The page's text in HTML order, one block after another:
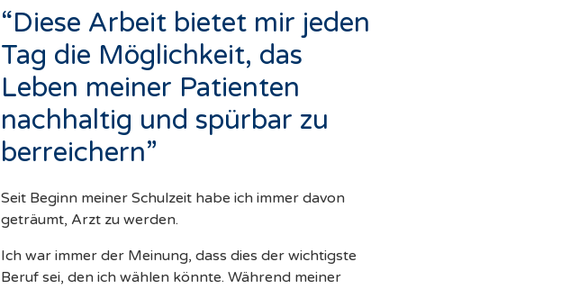
“Diese Arbeit bietet mir jeden
Tag die Möglichkeit, das
Leben meiner Patienten
nachhaltig und spürbar zu
berreichern”
Seit Beginn meiner Schulzeit habe ich immer davon
geträumt, Arzt zu werden.
Ich war immer der Meinung, dass dies der wichtigste
Beruf sei, den ich wählen könnte. Während meiner